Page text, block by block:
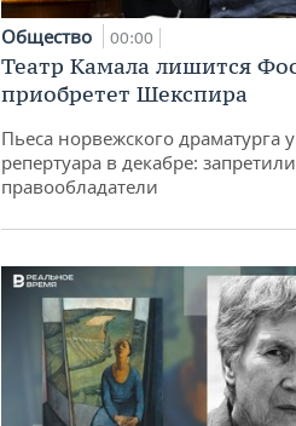
Общество 00:00
Театр Камала лишится
приобретет Шекспира
Пьеса норвежского драматурга
репертуара в декабре: запретили
правообладатели